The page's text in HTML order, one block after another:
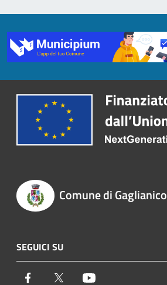
Comune di Gaglianico
SEGUICI SU
Facebook Twitter